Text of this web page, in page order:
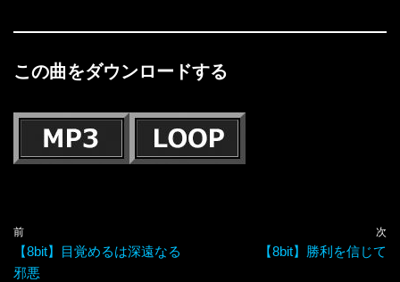
この曲をダウンロードする
前
【8bit】目覚めるは深遠なる
邪悪
次
【8bit】勝利を信じて